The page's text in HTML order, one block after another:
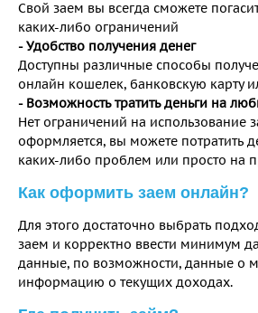
Свой заем вы всегда сможете
каких-либо ограничений
- Удобство получения денег
Доступны различные способы
онлайн кошелек, банковскую карту
- Возможность тратить деньги на
Нет ограничений на использование
оформляется, вы можете потратить
каких-либо проблем или просто на
Как оформить заем онлайн?
Для этого достаточно выбрать
заем и корректно ввести минимум
данные, по возможности, данные о
информацию о текущих доходах.